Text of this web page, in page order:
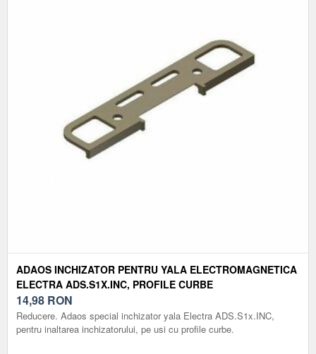
ADAOS INCHIZATOR PENTRU YALA ELECTROMAGNETICA
ELECTRA ADS.S1X.INC, PROFILE CURBE
14,98 RON
Reducere. Adaos special inchizator yala Electra ADS.S1x.INC,
pentru inaltarea inchizatorului, pe usi cu profile curbe.